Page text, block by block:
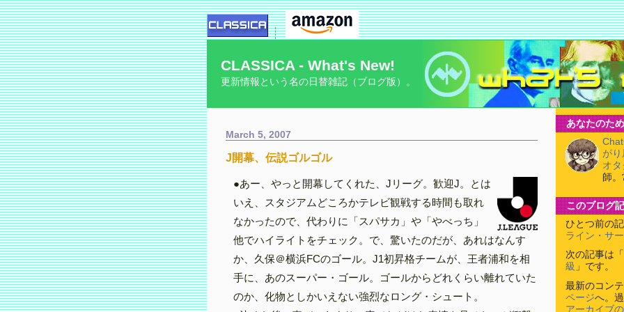
CLASSICA - What's New!
更新情報という名の日替雑記（ブログ版）。
March 5, 2007
J開幕、伝説ゴルゴル
●あー、やっと開幕してくれた、Jリーグ。歓迎J。とは
いえ、スタジアムどころかテレビ観戦する時間も取れ
なかったので、代わりに「スパサカ」や「やべっち」
他でハイライトをチェック。で、驚いたのだが、あれはなんす
か、久保＠横浜FCのゴール。J1初昇格チームが、王者浦和を相
手に、あのスーパー・ゴール。ゴールからどれくらい離れていた
のか、化物としかいえない強烈なロング・シュート。
あなたのた
が
オタ
師
このブログ
ひとつ前の
ライン・サ
次の記事は「
級 」です。
最新のコン
ページへ。
アーカイブ